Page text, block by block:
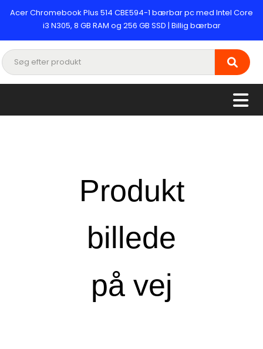
Acer Chromebook Plus 514 CBE594-1 bærbar pc med Intel Core
i3 N305, 8 GB RAM og 256 GB SSD | Billig bærbar